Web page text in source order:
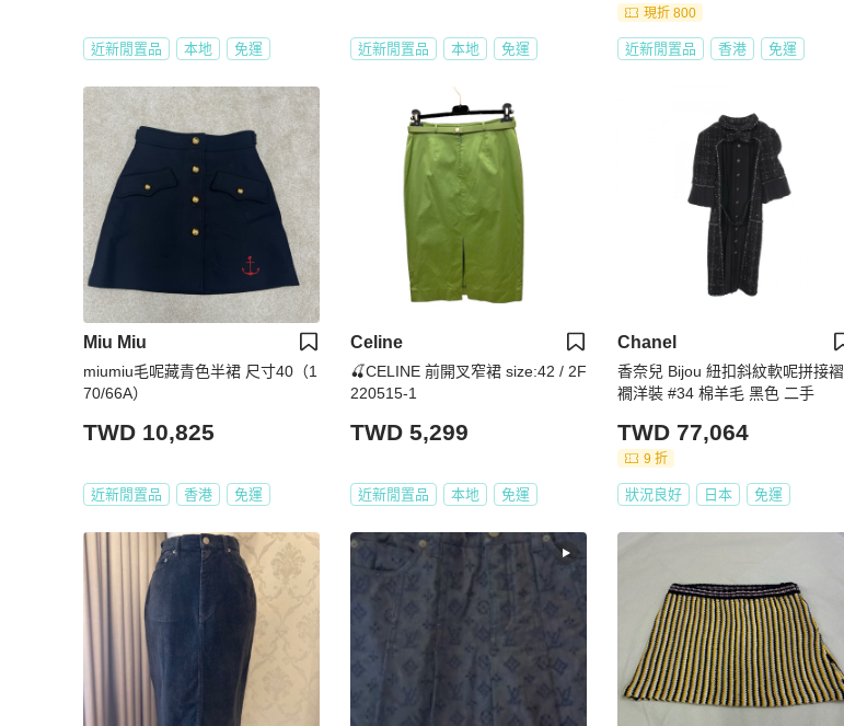
近新閒置品 本地 免運 近新閒置品 本地 免運
現折 800
近新閒置品 香港 免運
Miu Miu
miumiu毛呢藏青色半裙 尺寸40（1
70/66A）
TWD 10,825
近新閒置品 香港 免運
Celine
🍒CELINE 前開叉窄裙 size:42 / 2F
220515-1
TWD 5,299
近新閒置品 本地 免運
Chanel
香奈兒 Bijou 紐扣斜紋軟呢拼接褶
襉洋裝 #34 棉羊毛 黑色 二手
TWD 77,064
9 折
狀況良好 日本 免運